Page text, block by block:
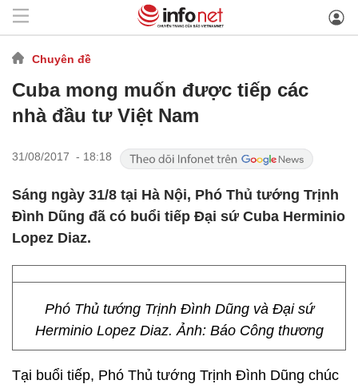
Chuyên đề
Cuba mong muốn được tiếp các
nhà đầu tư Việt Nam
31/08/2017 - 18:18
Sáng ngày 31/8 tại Hà Nội, Phó Thủ tướng Trịnh
Đình Dũng đã có buổi tiếp Đại sứ Cuba Herminio
Lopez Diaz.
Phó Thủ tướng Trịnh Đình Dũng và Đại sứ
Herminio Lopez Diaz. Ảnh: Báo Công thương
Tại buổi tiếp, Phó Thủ tướng Trịnh Đình Dũng chúc